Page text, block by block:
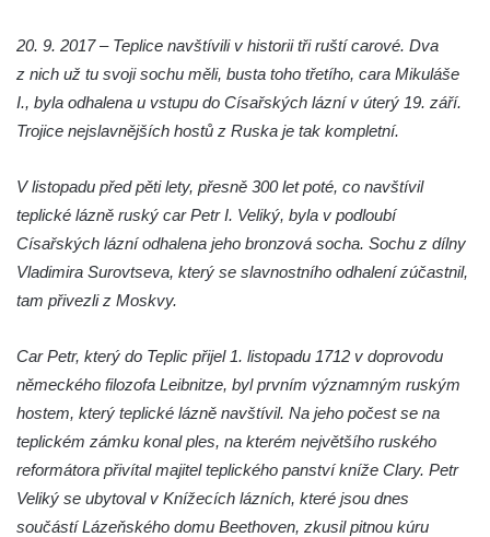
Socha Kudlanka v ZOO Hluboká
Socha Vlčice s mládětem v ZOO Hluboká
Socha Rys číhající na srnu v ZOO Hluboká
Socha Orlice v ZOO Hluboká
Socha Želva v ZOO Hluboká
Socha Kozorožec horský v ZOO Hluboká
Socha Včela v ZOO Hluboká
Socha Housenka v ZOO Hluboká
Socha Rosomák v ZOO Hluboká
Socha Beruška v ZOO Hluboká
Socha Vážka v ZOO Hluboká
Socha Volavka v ZOO Hluboká
Flamingo trůn v ZOO Hluboká
20. 9. 2017 – Teplice navštívili v historii tři ruští carové. Dva
z nich už tu svoji sochu měli, busta toho třetího, cara Mikuláše
I., byla odhalena u vstupu do Císařských lázní v úterý 19. září.
Trojice nejslavnějších hostů z Ruska je tak kompletní.
V listopadu před pěti lety, přesně 300 let poté, co navštívil
teplické lázně ruský car Petr I. Veliký, byla v podloubí
Císařských lázní odhalena jeho bronzová socha. Sochu z dílny
Vladimira Surovtseva, který se slavnostního odhalení zúčastnil,
tam přivezli z Moskvy.
Car Petr, který do Teplic přijel 1. listopadu 1712 v doprovodu
německého filozofa Leibnitze, byl prvním významným ruským
hostem, který teplické lázně navštívil. Na jeho počest se na
teplickém zámku konal ples, na kterém největšího ruského
reformátora přivítal majitel teplického panství kníže Clary. Petr
Veliký se ubytoval v Knížecích lázních, které jsou dnes
součástí Lázeňského domu Beethoven, zkusil pitnou kúru